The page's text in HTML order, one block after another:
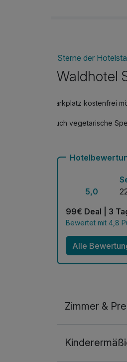
Sterne der
Waldhotel
Parkplatz kostenfrei
Auch vegetarische
5,0
99€ Deal | 3
Bewertet mit 4,8
Alle
Zimmer &
2 Erwachsene und 1